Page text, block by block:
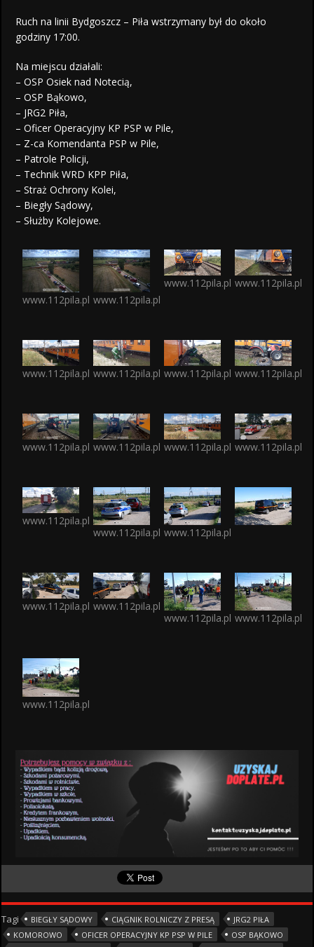
Ruch na linii Bydgoszcz – Piła wstrzymany był do około
godziny 17:00.
Na miejscu działali:
– OSP Osiek nad Notecią,
– OSP Bąkowo,
– JRG2 Piła,
– Oficer Operacyjny KP PSP w Pile,
– Z-ca Komendanta PSP w Pile,
– Patrole Policji,
– Technik WRD KPP Piła,
– Straż Ochrony Kolei,
– Biegły Sądowy,
– Służby Kolejowe.
www.112pila.pl www.112pila.pl
www.112pila.pl www.112pila.pl
www.112pila.pl www.112pila.pl www.112pila.pl www.112pila.pl
www.112pila.pl www.112pila.pl www.112pila.pl www.112pila.pl
www.112pila.pl
www.112pila.pl www.112pila.pl
www.112pila.pl www.112pila.pl
www.112pila.pl www.112pila.pl
www.112pila.pl
Tagi BIEGŁY SĄDOWY CIĄGNIK ROLNICZY Z PRESĄ
JRG2 PIŁA
KOMOROWO
OFICER OPERACYJNY KP PSP W PILE
OSP BĄKOWO